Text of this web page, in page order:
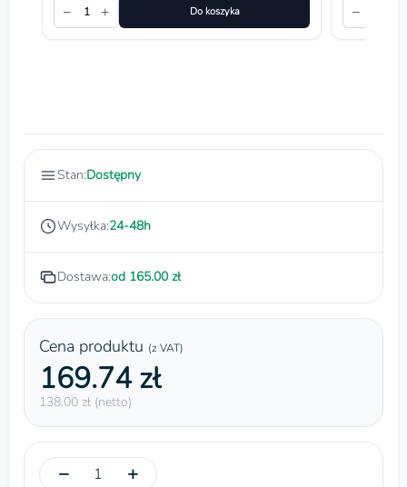
−
1 + Do koszyka
−
Stan:Dostępny
Wysyłka:24-48h
Dostawa:od 165.00 zł
Cena produktu (z VAT)
169.74 zł
138.00 zł (netto)
− +